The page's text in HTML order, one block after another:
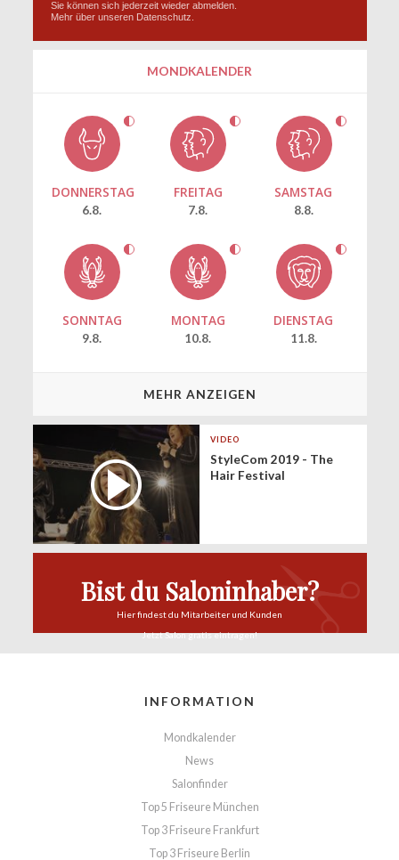
Sie können sich jederzeit wieder abmelden.
Mehr über unseren Datenschutz
MONDKALENDER
DONNERSTAG
6.8.
FREITAG
7.8.
SAMSTAG
8.8.
SONNTAG
9.8.
MONTAG
10.8.
DIENSTAG
11.8.
MEHR ANZEIGEN
VIDEO
StyleCom 2019 - The
Hair Festival
Bist du Saloninhaber?
Hier findest du Mitarbeiter und Kunden
Jetzt Salongratis eintragen!
INFORMATION
Mondkalender
News
Salonfinder
Top 5 Friseure München
Top 3 Friseure Frankfurt
Top 3 Friseure Berlin